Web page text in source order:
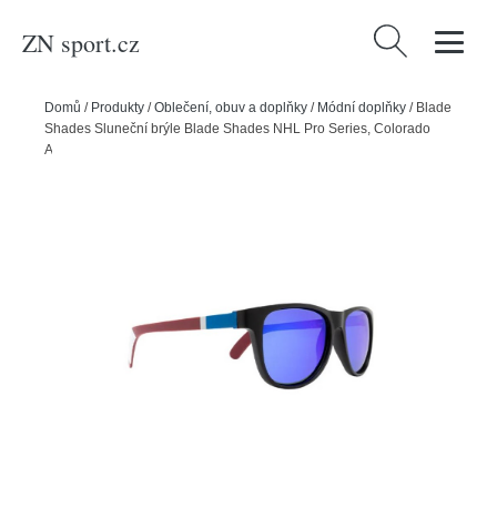
ZN sport.cz Vyhledávání
Domů / Produkty /Oblečení, obuv a doplňky / Módní doplňky / Blade
Shades Sluneční brýle Blade Shades NHL Pro Series, Colorado
Avalanche